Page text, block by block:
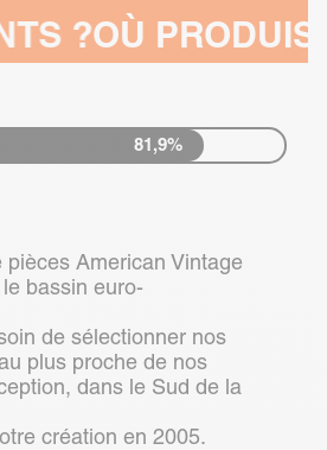
81,9%
pièces American Vintage
bassin euro-
de sélectionner nos
plus proche de nos
dans le Sud de la
création en 2005.